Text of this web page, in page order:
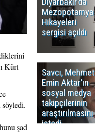
Kürt
şad
Mezopotamya
Hikayeleri
sergisi açıldı
Savcı, Mehmet
Emin Aktar'ın
sosyal medya
takipçilerinin
araştırılmasını
istedi